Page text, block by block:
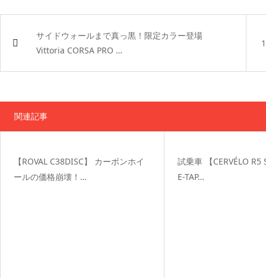
サイドウォールまで真っ黒！限定カラー登場
Vittoria CORSA PRO …
関連記事
【ROVAL C38DISC】 カーボンホイ
ールの価格崩壊！…
試乗車 【CERVÉLO R5
E-TAP…